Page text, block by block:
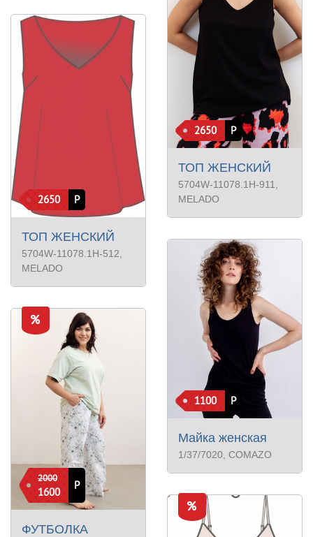
2650 Р
ТОП ЖЕНСКИЙ
5704W-11078.1H-512
MELADO
2000
1600
Р
ФУТБОЛКА
2650 Р
ТОП ЖЕНСКИЙ
5704W-11078.1H-911
MELADO
1100 Р
Майка женская
1/37/7020 , COMAZO